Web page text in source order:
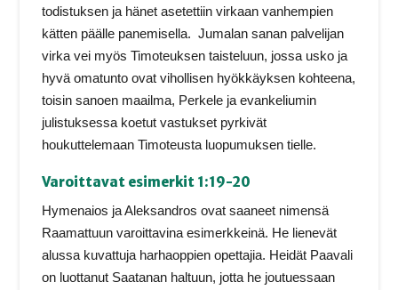
todistuksen ja hänet asetettiin virkaan vanhempien
kätten päälle panemisella. Jumalan sanan palvelijan
virka vei myös Timoteuksen taisteluun, jossa usko ja
hyvä omatunto ovat vihollisen hyökkäyksen kohteena,
toisin sanoen maailma, Perkele ja evankeliumin
julistuksessa koetut vastukset pyrkivät
houkuttelemaan Timoteusta luopumuksen tielle.
Varoittavat esimerkit 1:19-20
Hymenaios ja Aleksandros ovat saaneet nimensä
Raamattuun varoittavina esimerkkeinä. He lienevät
alussa kuvattuja harhaoppien opettajia. Heidät Paavali
on luottanut Saatanan haltuun, jotta he joutuessaan